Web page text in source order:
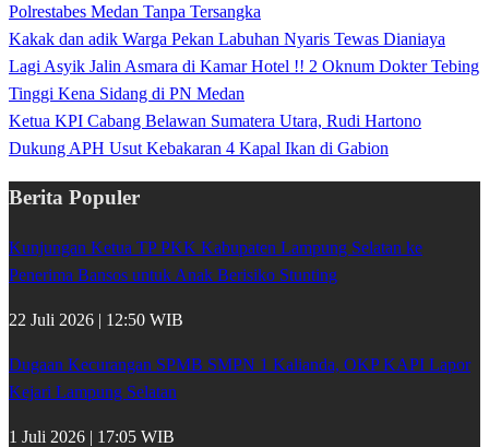
Polrestabes Medan Tanpa Tersangka
Kakak dan adik Warga Pekan Labuhan Nyaris Tewas Dianiaya
Lagi Asyik Jalin Asmara di Kamar Hotel !! 2 Oknum Dokter Tebing
Tinggi Kena Sidang di PN Medan
Ketua KPI Cabang Belawan Sumatera Utara, Rudi Hartono
Dukung APH Usut Kebakaran 4 Kapal Ikan di Gabion
Berita Populer
Kunjungan Ketua TP PKK Kabupaten Lampung Selatan ke
Penerima Bansos untuk Anak Berisiko Stunting
22 Juli 2026 | 12:50 WIB
Dugaan Kecurangan SPMB SMPN 1 Kalianda, OKP KAPI Lapor
Kejari Lampung Selatan
1 Juli 2026 | 17:05 WIB